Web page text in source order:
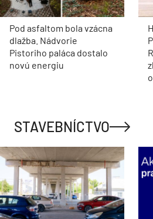
Pod asfaltom bola vzácna
dlažba. Nádvorie
Pistoriho paláca dostalo
novú energiu
STAVEBNÍCTVO